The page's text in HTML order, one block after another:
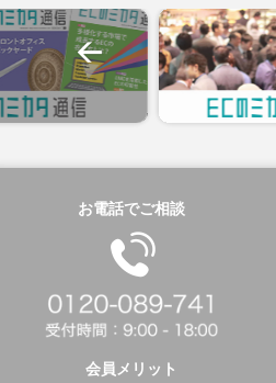
お電話でご相談
会員メリット